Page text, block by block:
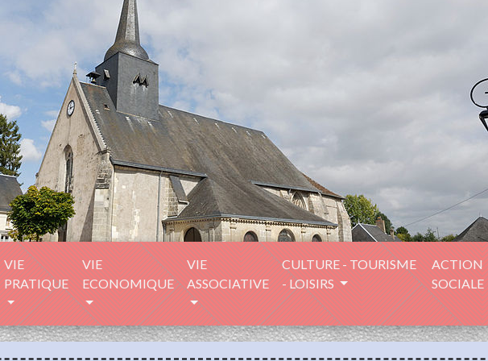
VIE
PRATIQUE
VIE
ECONOMIQUE
VIE
ASSOCIATIVE
CULTURE - TOURISME
- LOISIRS
ACTION
SOCIALE